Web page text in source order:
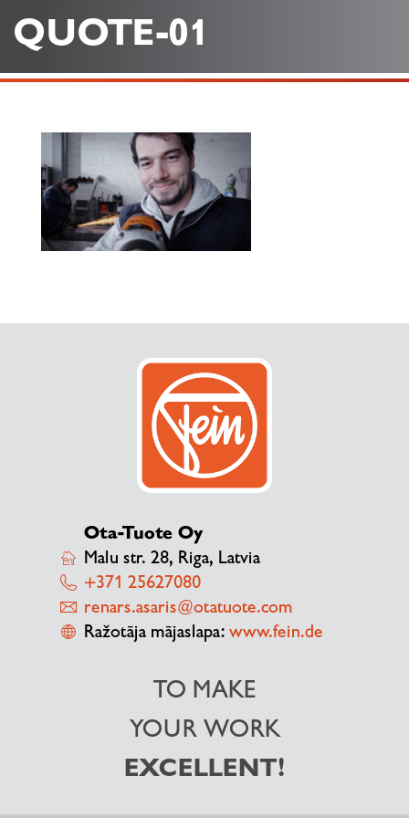
QUOTE-01
Ota-Tuote Oy
Malu str. 28, Riga, Latvia
+371 25627080
renars.asaris@otatuote.com
Ražotāja mājaslapa: www.fein.de
TO MAKE
YOUR WORK
EXCELLENT!